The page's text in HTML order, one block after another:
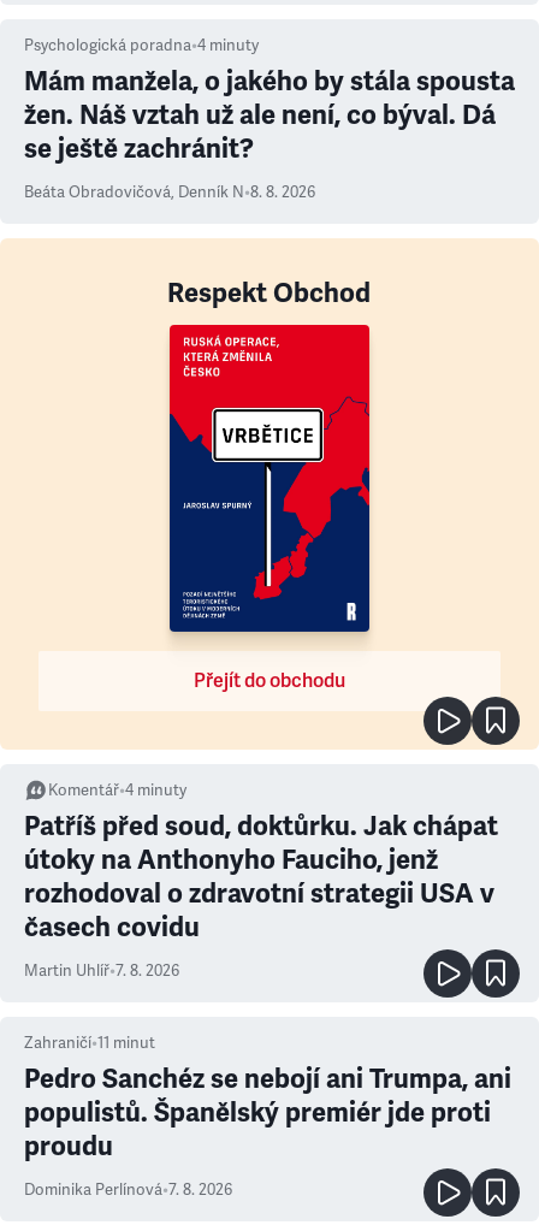
Psychologická poradna•4 minuty
Mám manžela, o jakého by stála spousta
žen. Náš vztah už ale není, co býval. Dá
se ještě zachránit?
Beáta Obradovičová, Denník N•8. 8. 2026
Respekt Obchod
Přejít do obchodu
Komentář•4 minuty
Patříš před soud, doktůrku. Jak chápat
útoky na Anthonyho Fauciho, jenž
rozhodoval o zdravotní strategii USA v
časech covidu
Martin Uhlíř•7. 8. 2026
Zahraničí•11 minut
Pedro Sanchéz se nebojí ani Trumpa, ani
populistů. Španělský premiér jde proti
proudu
Dominika Perlínová•7. 8. 2026